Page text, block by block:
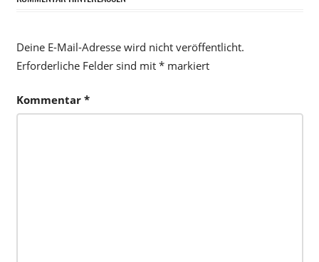
Deine E-Mail-Adresse wird nicht veröffentlicht.
Erforderliche Felder sind mit *markiert
Kommentar *